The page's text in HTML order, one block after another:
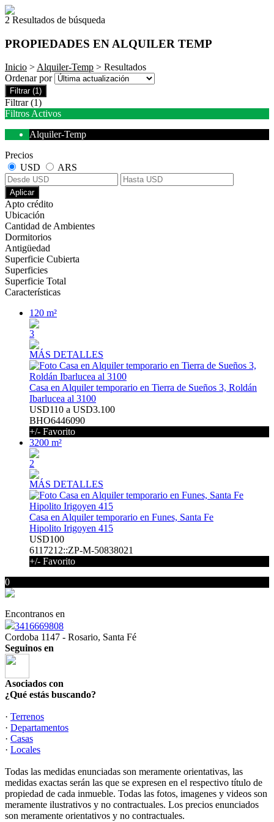
2 Resultados de búsqueda
PROPIEDADES EN ALQUILER TEMP
Inicio >Alquiler-Temp > Resultados
Ordenar por
Filtrar (1)
Filtrar (1)
Filtros Activos
Alquiler-Temp
Precios
USD
ARS
Aplicar
Apto crédito
Ubicación
Cantidad de Ambientes
Dormitorios
Antigüedad
Superficie Cubierta
Superficies
Superficie Total
Características
120 m²
3
MÁS DETALLES
Casa en Alquiler temporario en Tierra de Sueños 3, Roldán
Ibarlucea al 3100
USD110 a USD3.100
BHO6446090
+/- Favorito
3200 m²
2
MÁS DETALLES
Casa en Alquiler temporario en Funes, Santa Fe
Hipolito Irigoyen 415
USD100
6117212::ZP-M-50838021
+/- Favorito
0
Encontranos en
3416669808
Cordoba 1147 - Rosario, Santa Fé
Seguinos en
Asociados con
¿Qué estás buscando?
· Terrenos
· Departamentos
· Casas
· Locales
Todas las medidas enunciadas son meramente orientativas, las
medidas exactas serán las que se expresen en el respectivo título de
propiedad de cada inmueble. Todas las fotos, imagenes y videos son
meramente ilustrativos y no contractuales. Los precios enunciados
son meramente orientativos y no contractuales.